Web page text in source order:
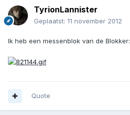
TyrionLannister
Geplaatst: 11 november 2012
Ik heb een messenblok van de Blokker:
Quote